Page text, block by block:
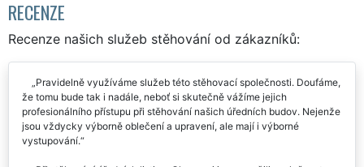
RECENZE
Recenze našich služeb stěhování od zákazníků:
Pravidelně využíváme služeb této stěhovací společnosti. Doufáme,
že tomu bude tak i nadále, neboť si skutečně vážíme jejich
profesionálního přístupu při stěhování našich úředních budov. Nejenže
jsou vždycky výborně oblečení a upravení, ale mají i výborné